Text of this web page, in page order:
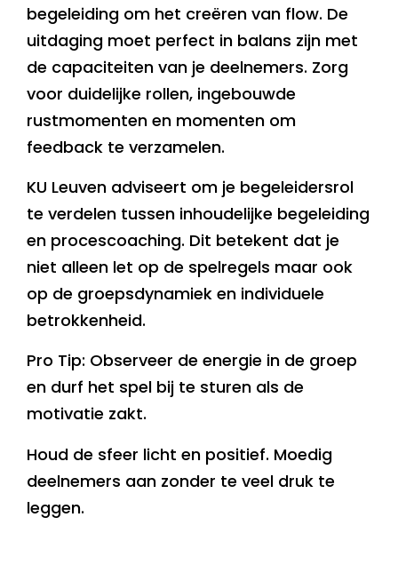
begeleiding om het creëren van flow. De
uitdaging moet perfect in balans zijn met
de capaciteiten van je deelnemers. Zorg
voor duidelijke rollen, ingebouwde
rustmomenten en momenten om
feedback te verzamelen.
KU Leuven adviseert om je begeleidersrol
te verdelen tussen inhoudelijke begeleiding
en procescoaching. Dit betekent dat je
niet alleen let op de spelregels maar ook
op de groepsdynamiek en individuele
betrokkenheid.
Pro Tip: Observeer de energie in de groep
en durf het spel bij te sturen als de
motivatie zakt.
Houd de sfeer licht en positief. Moedig
deelnemers aan zonder te veel druk te
leggen.